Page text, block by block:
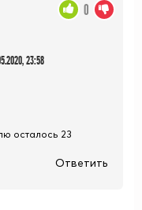
23:58
0
осталось 23
Ответить